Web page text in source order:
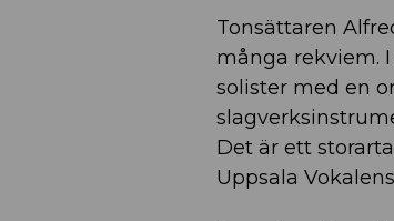
Tonsättaren
många rekviem.
solister med en
Det är ett
Uppsala